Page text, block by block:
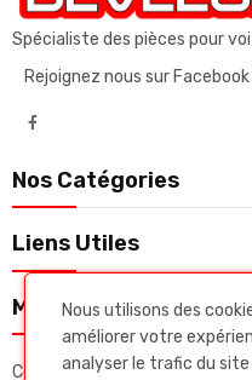
Spécialiste des pièces pour
Rejoignez nous sur Facebook
Nos Catégories
Liens Utiles
Mon Compte
Copyright © Daluz
Nous utilisons des
améliorer votre
analyser le trafic du